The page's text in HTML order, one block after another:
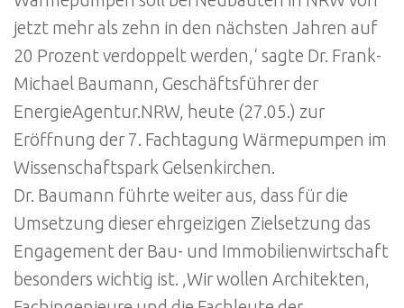
jetzt mehr als zehn in den nächsten Jahren auf
20 Prozent verdoppelt werden,‘ sagte Dr. Frank-
Michael Baumann, Geschäftsführer der
EnergieAgentur.NRW, heute (27.05.) zur
Eröffnung der 7. Fachtagung Wärmepumpen im
Wissenschaftspark Gelsenkirchen.
Dr. Baumann führte weiter aus, dass für die
Umsetzung dieser ehrgeizigen Zielsetzung das
Engagement der Bau- und Immobilienwirtschaft
besonders wichtig ist. ‚Wir wollen Architekten,